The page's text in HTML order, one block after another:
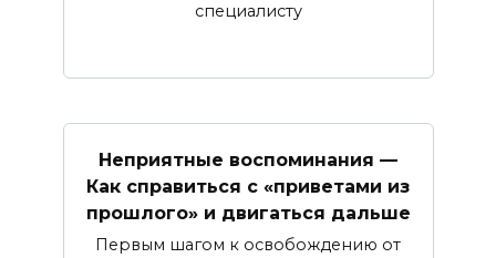
специалисту
Неприятные воспоминания —
Как справиться с «приветами из
прошлого» и двигаться дальше
Первым шагом к освобождению от